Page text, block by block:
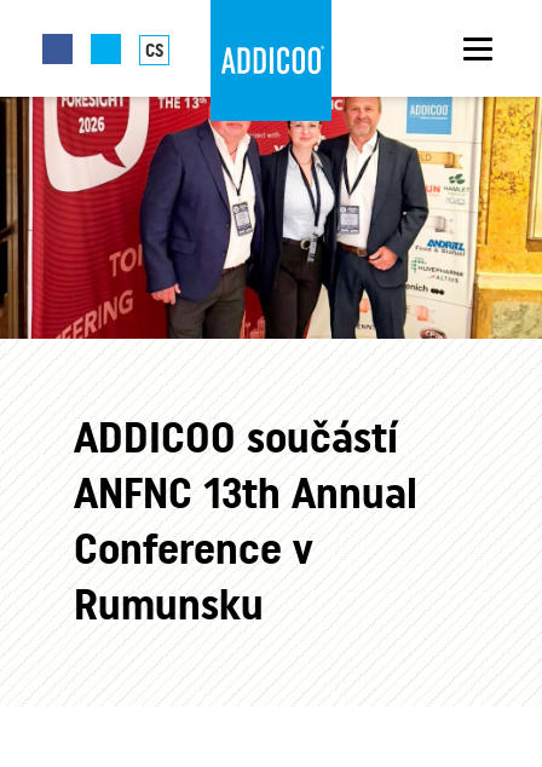
CS
ADDICOO součástí
ANFNC 13th Annual
Conference v
Rumunsku